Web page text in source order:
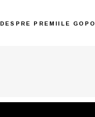
DESPRE PREMIILE GOPO